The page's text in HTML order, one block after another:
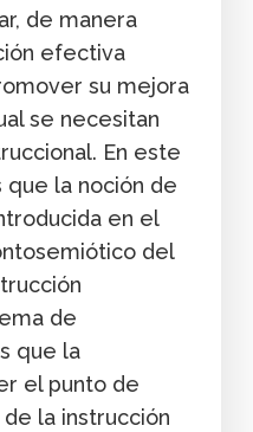
de manera
efectiva
su mejora
se necesitan
En este
la noción de
en el
del
de
que la
el punto de
la instrucción